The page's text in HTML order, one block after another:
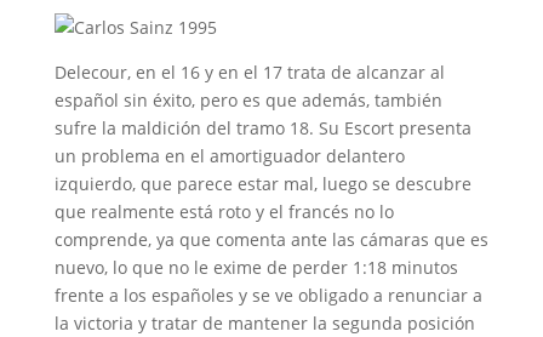
Delecour, en el 16 y en el 17 trata de alcanzar al
español sin éxito, pero es que además, también
sufre la maldición del tramo 18. Su Escort presenta
un problema en el amortiguador delantero
izquierdo, que parece estar mal, luego se descubre
que realmente está roto y el francés no lo
comprende, ya que comenta ante las cámaras que es
nuevo, lo que no le exime de perder 1:18 minutos
frente a los españoles y se ve obligado a renunciar a
la victoria y tratar de mantener la segunda posición